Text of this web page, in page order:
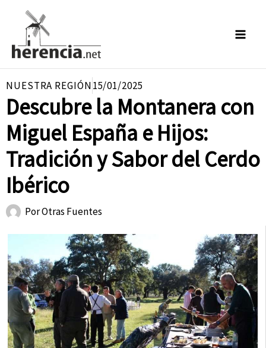
contenido
NUESTRA REGIÓN15/01/2025
Descubre la Montanera con
Miguel España e Hijos:
Tradición y Sabor del Cerdo
Ibérico
PorOtras Fuentes